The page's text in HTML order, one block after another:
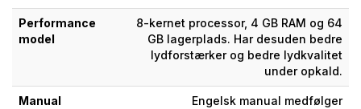
Performance
model
8-kernet processor, 4 GB RAM og 64
GB lagerplads. Har desuden bedre
lydforstærker og bedre lydkvalitet
under opkald.
Manual Engelsk manual medfølger